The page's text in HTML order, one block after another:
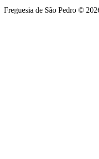
Freguesia de São Pedro ©